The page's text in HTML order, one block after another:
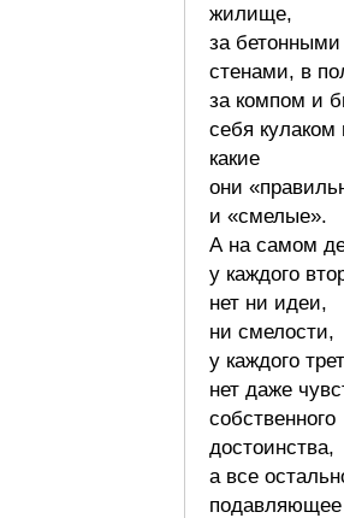
жилище,
за бетонными
стенами, в
за компом и
себя кулаком
какие
они
и «смелые».
А на самом
у каждого
нет ни идеи,
ни смелости,
у каждого
нет даже
собственного
достоинства,
а все
подавляющее